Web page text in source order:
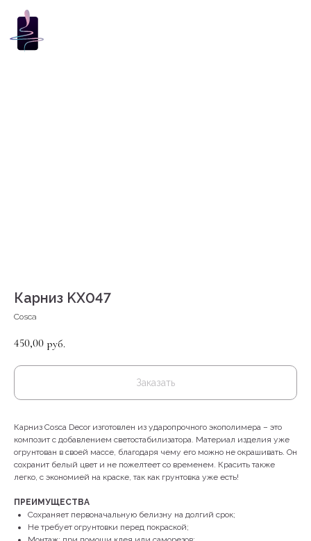
Карниз KX047
Cosca
450,00 руб.
Заказать
Карниз Cosca Decor изготовлен из ударопрочного экополимера – это
композит с добавлением светостабилизатора. Материал изделия уже
огрунтован в своей массе, благодаря чему его можно не окрашивать. Он
сохранит белый цвет и не пожелтеет со временем. Красить также
легко, с экономией на краске, так как грунтовка уже есть!
ПРЕИМУЩЕСТВА
Сохраняет первоначальную белизну на долгий срок;
Не требует огрунтовки перед покраской;